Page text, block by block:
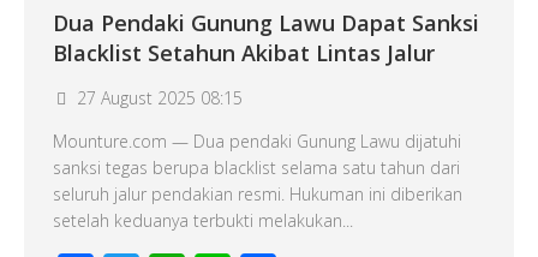
Dua Pendaki Gunung Lawu Dapat Sanksi
Blacklist Setahun Akibat Lintas Jalur
27 August 2025 08:15
Mounture.com — Dua pendaki Gunung Lawu dijatuhi
sanksi tegas berupa blacklist selama satu tahun dari
seluruh jalur pendakian resmi. Hukuman ini diberikan
setelah keduanya terbukti melakukan...